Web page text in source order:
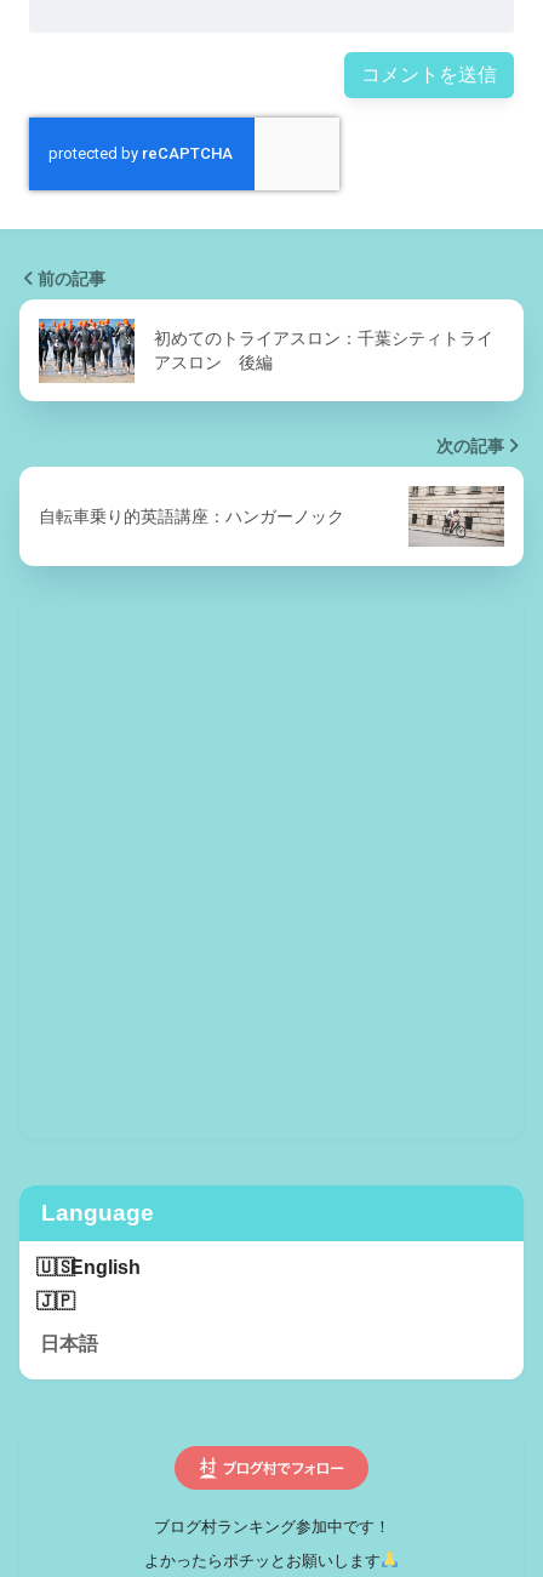
前の記事
初めてのトライアスロン：千葉シティトライ
アスロン 後編
次の記事
自転車乗り的英語講座：ハンガーノック
Language
English
日本語
ブログ村ランキング参加中です！
よかったらポチッとお願いします